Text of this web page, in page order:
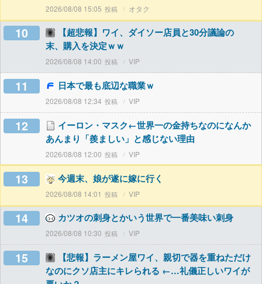
2026/08/08 15:05 オタク
10
【超悲報】ワイ、ダイソー店員と30分議論の
末、購入を決定ｗｗ
2026/08/08 14:00 VIP
11 日本で最も底辺な職業ｗ
2026/08/08 12:34 VIP
12
イーロン・マスク←世界一の金持ちなのになんか
あんまり「羨ましい」と感じない理由
2026/08/08 12:00 VIP
13 今週末、娘が遂に嫁に行く
2026/08/08 14:01 VIP
14 カツオの刺身とかいう世界で一番美味い刺身
2026/08/08 10:30 VIP
15
【悲報】ラーメン屋ワイ、親切で器を重ねただけ
なのにクソ店主にキレられる ←…礼儀正しいワイが